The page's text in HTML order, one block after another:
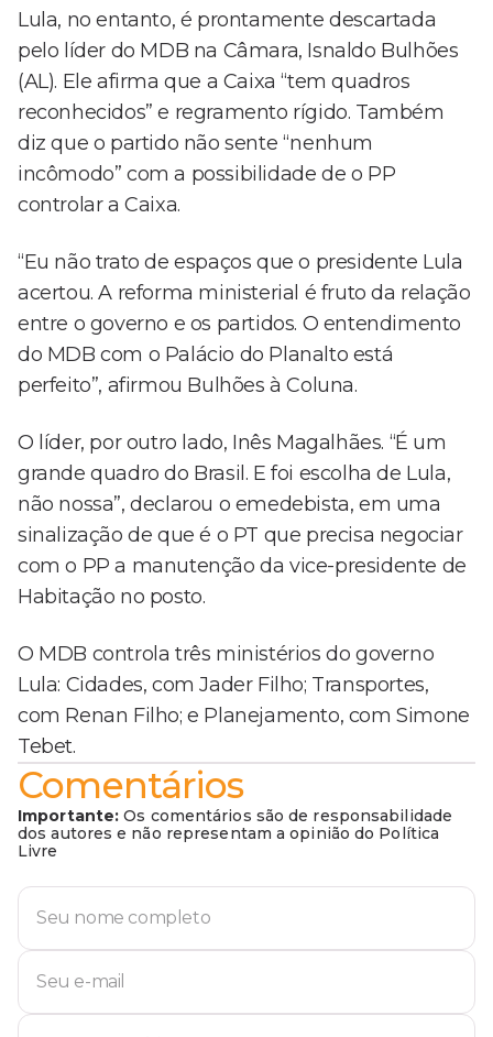
Lula, no entanto, é prontamente descartada
pelo líder do MDB na Câmara, Isnaldo Bulhões
(AL). Ele afirma que a Caixa “tem quadros
reconhecidos” e regramento rígido. Também
diz que o partido não sente “nenhum
incômodo” com a possibilidade de o PP
controlar a Caixa.
“Eu não trato de espaços que o presidente Lula
acertou. A reforma ministerial é fruto da relação
entre o governo e os partidos. O entendimento
do MDB com o Palácio do Planalto está
perfeito”, afirmou Bulhões à Coluna.
O líder, por outro lado, Inês Magalhães. “É um
grande quadro do Brasil. E foi escolha de Lula,
não nossa”, declarou o emedebista, em uma
sinalização de que é o PT que precisa negociar
com o PP a manutenção da vice-presidente de
Habitação no posto.
O MDB controla três ministérios do governo
Lula: Cidades, com Jader Filho; Transportes,
com Renan Filho; e Planejamento, com Simone
Tebet.
Comentários
Importante: Os comentários são de responsabilidade
dos autores e não representam a opinião do Política
Livre